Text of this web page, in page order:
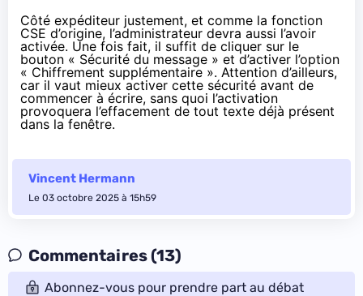
Côté expéditeur justement, et comme la fonction
CSE d’origine, l’administrateur devra aussi l’avoir
activée. Une fois fait, il suffit de cliquer sur le
bouton « Sécurité du message » et d’activer l’option
« Chiffrement supplémentaire ». Attention d’ailleurs,
car il vaut mieux activer cette sécurité avant de
commencer à écrire, sans quoi l’activation
provoquera l’effacement de tout texte déjà présent
dans la fenêtre.
Vincent Hermann
Le 03 octobre 2025 à 15h59
Commentaires (13)
Abonnez-vous pour prendre part au débat